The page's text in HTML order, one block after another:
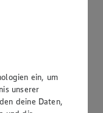
laut
ein, um
unserer
deine Daten,